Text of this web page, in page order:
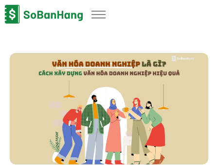
Sản phẩm
Thông tin thuế